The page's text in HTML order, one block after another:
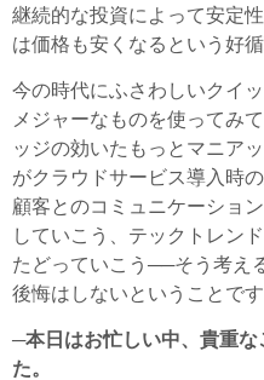
継続的な投資によって安定
は価格も安くなるという好
今の時代にふさわしいクイ
メジャーなものを使ってみ
ッジの効いたもっとマニア
がクラウドサービス導入時
顧客とのコミュニケーショ
していこう、テックトレン
たどっていこう──そう考え
後悔はしないということです
─本日はお忙しい中、貴重
た。